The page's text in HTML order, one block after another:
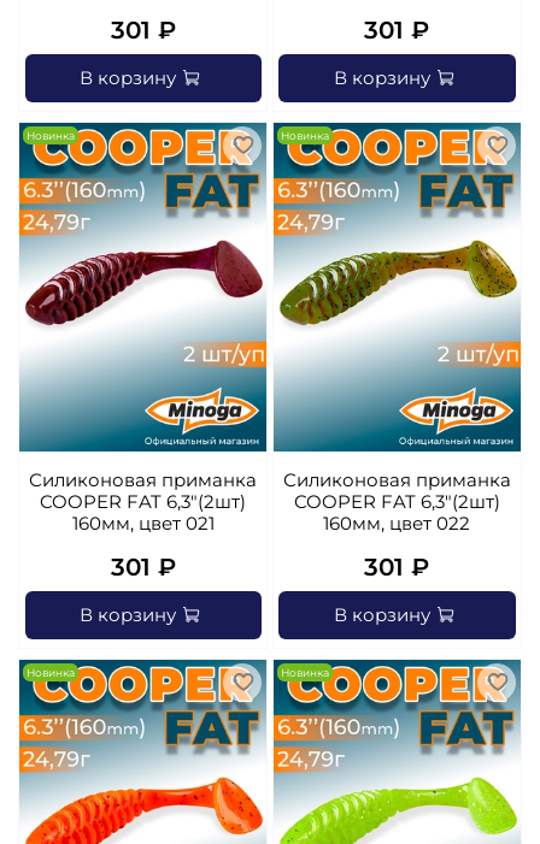
301 ₽
В корзину
301 ₽
В корзину
Новинка
Силиконовая приманка
COOPER FAT 6,3"(2шт)
160мм, цвет 021
301 ₽
В корзину
Новинка
Силиконовая приманка
COOPER FAT 6,3"(2шт)
160мм, цвет 022
301 ₽
В корзину
Новинка Новинка